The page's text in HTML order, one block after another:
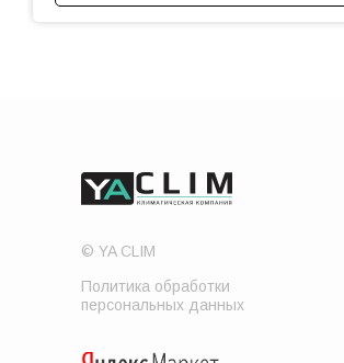
© YA CLIM
Политика обработки
персональных данных